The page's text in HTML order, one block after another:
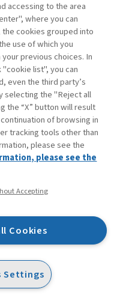
Per abbonati
accessing to the area
where you can
the cookies grouped into
use of which you
previous choices. In
list", you can
even the third party’s
selecting the "Reject all
the “X” button will result
of browsing in
tracking tools other than
please see the
please see the
Accepting
Cookies
Settings